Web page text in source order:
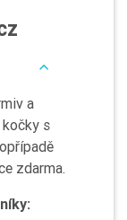
a
s
zdarma.